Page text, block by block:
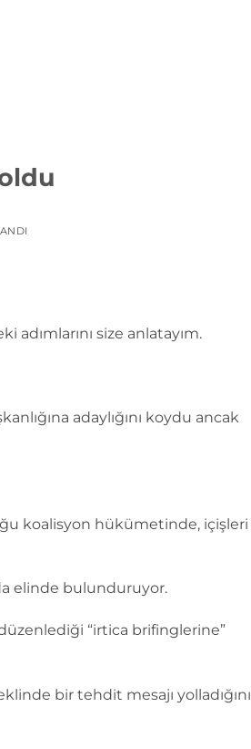
adımlarını size anlatayım.
adaylığını koydu ancak
koalisyon hükümetinde, içişleri
elinde bulunduruyor.
“irtica brifinglerine”
bir tehdit mesajı yolladığını